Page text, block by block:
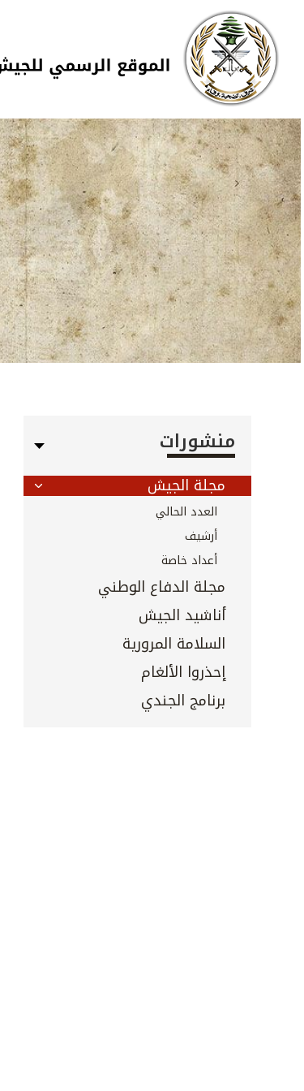
تجاوز إلى المحتوى الرئيسي
Skip to navigation
منشورات
مجلة الجيش
العدد الحالي
أرشيف
أعداد خاصة
مجلة الدفاع الوطني
أناشيد الجيش
السلامة المرورية
إحذروا الألغام
برنامج الجندي